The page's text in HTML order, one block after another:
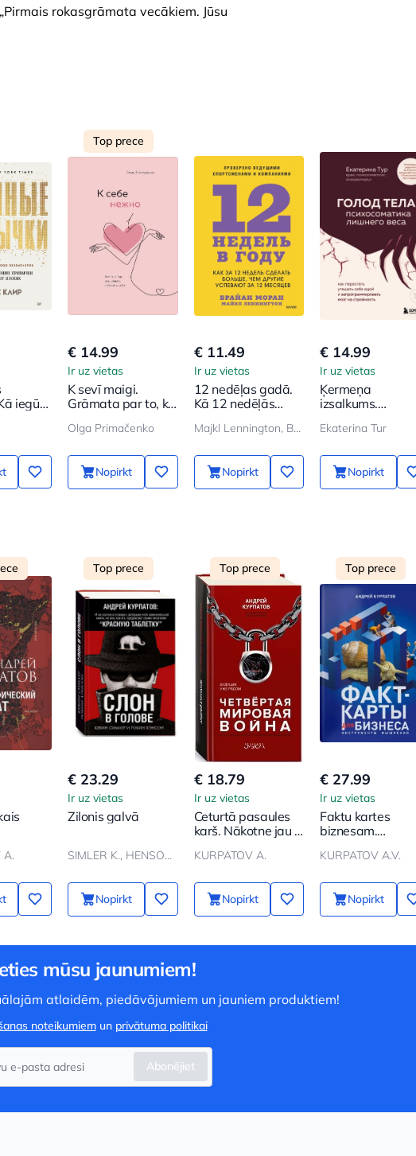
rokasgrāmata vecākiem. Jūsu
iegūt
Top prece
€ 14.99
Ir uz vietas
K sevī maigi.
Grāmata par to, kā
sevi
Olga Primačenko
Nopirkt
€ 11.49
Ir uz vietas
12 nedēļas gadā.
Kā 12 nedēļās
citi paspēj 12
Majkl Lennington, Brajan Moran
Nopirkt
€ 14.99
Ir uz vietas
Ķermeņa
izsalkums.
liekā svara. Kā
sevi ar ēdienu un
ieprogrammēt
smadzenes uz
Ekaterina Tur
Nopirkt
A.
Top prece
€ 23.29
Ir uz vietas
Zilonis galvā
SIMLER K., HENSON R.
Nopirkt
Top prece
€ 18.79
Ir uz vietas
Ceturtā pasaules
karš. Nākotne jau ir
KURPATOV A.
Nopirkt
Top prece
€ 27.99
Ir uz vietas
Faktu kartes
biznesam.
KURPATOV A.V.
Nopirkt
mūsu jaunumiem!
atlaidēm, piedāvājumiem un jauniem produktiem!
noteikumiemun privātuma politikai
Abonējiet